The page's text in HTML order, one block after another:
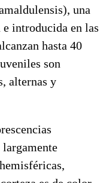
una
introducida en las
hasta 40
son
alternas y